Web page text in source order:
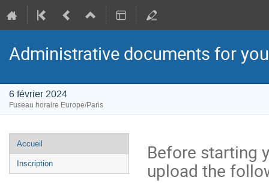
Administrative documents for
6 février 2024
Fuseau horaire Europe/Paris
Menu
de
l'événement
Accueil
Inscription
Before starting
upload the